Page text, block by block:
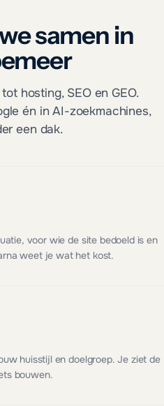
samen in
hosting, SEO en GEO.
én in AI-zoekmachines,
een dak.
voor wie de site bedoeld is en
weet je wat het kost.
huisstijl en doelgroep. Je ziet de
bouwen.